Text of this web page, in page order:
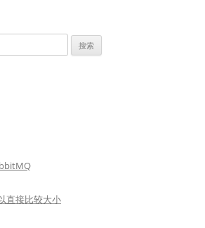
直接比较大小